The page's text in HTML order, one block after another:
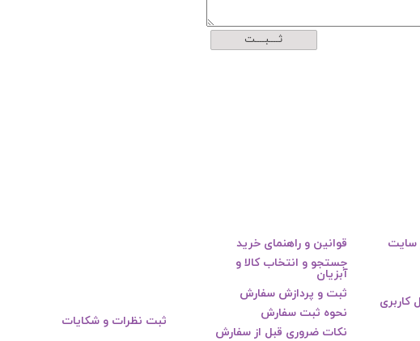
ثــــبــــت
سایت
کاربری
قوانین و راهنمای خرید
جستجو و انتخاب کالا و
آبزیان
ثبت و پردازش سفارش
نحوه ثبت سفارش
نکات ضروری قبل از سفارش
ثبت نظرات و شکایات